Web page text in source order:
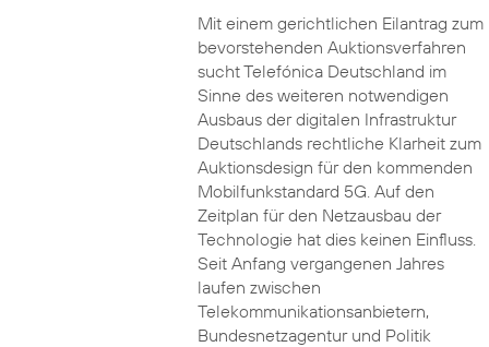
Mit einem gerichtlichen Eilantrag zum
bevorstehenden Auktionsverfahren
sucht Telefónica Deutschland im
Sinne des weiteren notwendigen
Ausbaus der digitalen Infrastruktur
Deutschlands rechtliche Klarheit zum
Auktionsdesign für den kommenden
Mobilfunkstandard 5G. Auf den
Zeitplan für den Netzausbau der
Technologie hat dies keinen Einfluss.
Seit Anfang vergangenen Jahres
laufen zwischen
Telekommunikationsanbietern,
Bundesnetzagentur und Politik